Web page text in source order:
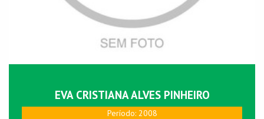
EVA CRISTIANA ALVES PINHEIRO
Perí­odo: 2008